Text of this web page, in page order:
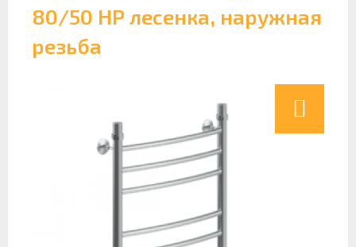
80/50 НР лесенка, наружная
резьба